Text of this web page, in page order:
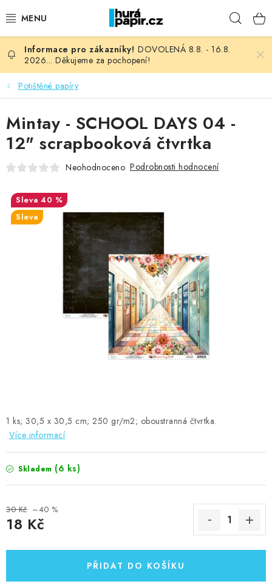
na
NOVINKY
HURÁ DÍLNA
VŠECHNO ZBOŽÍ
KNIHAŘSKÝ MATERIÁL
OBLÍBENÉ ♥️
FOTORECENZE
MOJE OBJEDNÁVKA
Moje objednávka
Oblíbené ♥️
Obchodní podmínky
DOVOLENÁ 8.8. - 16.8.
2026... Děkujeme za pochopení!
Potištěné papíry
1 ks; 30,5 x 30,5 cm; 250 gr/m2; oboustranná čtvrtka.
Více informací
Skladem (6 ks)
30 Kč –40 %
18 Kč
PŘIDAT DO KOŠÍKU
Mintay - SCHOOL DAYS 04 -
12" scrapbooková čtvrtka
Neohodnoceno Podrobnosti hodnocení
40 %
Sleva